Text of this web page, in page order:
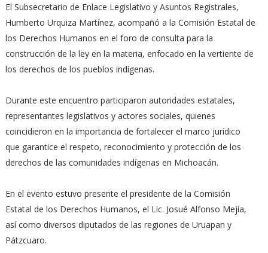
El Subsecretario de Enlace Legislativo y Asuntos Registrales,
Humberto Urquiza Martínez, acompañó a la Comisión Estatal de
los Derechos Humanos en el foro de consulta para la
construcción de la ley en la materia, enfocado en la vertiente de
los derechos de los pueblos indígenas.
Durante este encuentro participaron autoridades estatales,
representantes legislativos y actores sociales, quienes
coincidieron en la importancia de fortalecer el marco jurídico
que garantice el respeto, reconocimiento y protección de los
derechos de las comunidades indígenas en Michoacán.
En el evento estuvo presente el presidente de la Comisión
Estatal de los Derechos Humanos, el Lic. Josué Alfonso Mejía,
así como diversos diputados de las regiones de Uruapan y
Pátzcuaro.